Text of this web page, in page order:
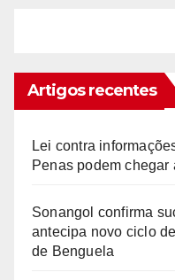
Artigos recentes
Lei contra
Penas podem
Sonangol confirma
antecipa novo ciclo
de Benguela